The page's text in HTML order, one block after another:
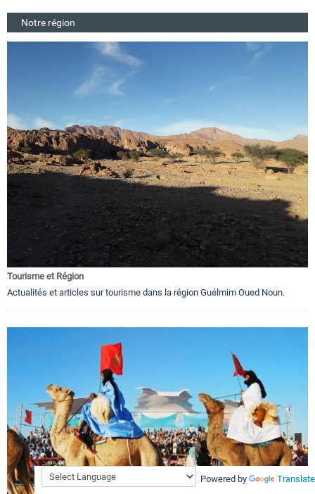
Notre région
Tourisme et Région
Actualités et articles sur tourisme dans la région Guélmim Oued Noun.
Powered by Translate